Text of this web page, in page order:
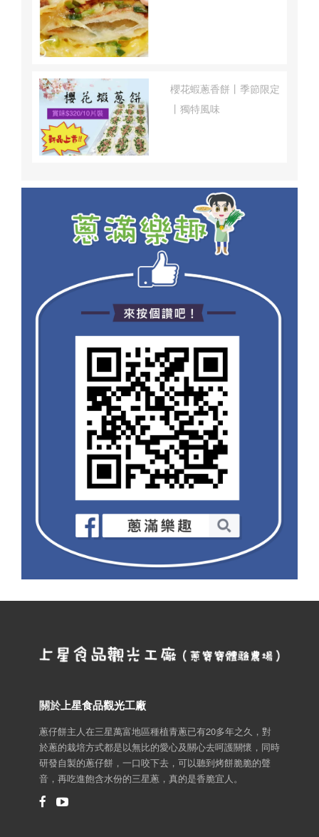
櫻花蝦蔥香餅丨季節限定
丨獨特風味
關於上星食品觀光工廠
蔥仔餅主人在三星萬富地區種植青蔥已有20多年之久，對
於蔥的栽培方式都是以無比的愛心及關心去呵護關懷，同時
研發自製的蔥仔餅，一口咬下去，可以聽到烤餅脆脆的聲
音，再吃進飽含水份的三星蔥，真的是香脆宜人。